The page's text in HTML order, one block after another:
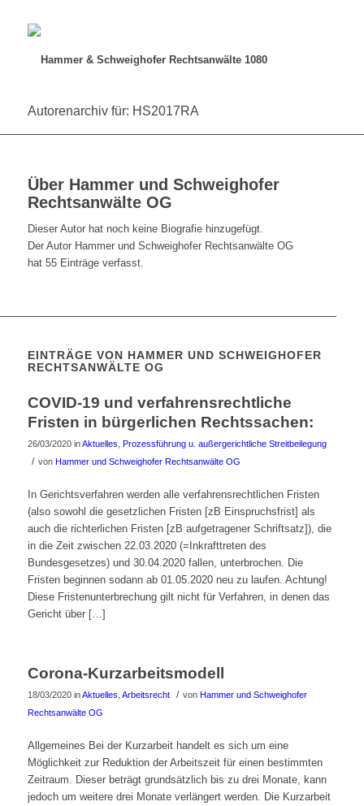
Autorenarchiv für: HS2017RA
Über Hammer und Schweighofer
Rechtsanwälte OG
Dieser Autor hat noch keine Biografie hinzugefügt.
Der Autor Hammer und Schweighofer Rechtsanwälte OG
hat 55 Einträge verfasst.
EINTRÄGE VON HAMMER UND SCHWEIGHOFER
RECHTSANWÄLTE OG
COVID-19 und verfahrensrechtliche
Fristen in bürgerlichen Rechtssachen:
26/03/2020 inAktuelles Prozessführung u. außergerichtliche Streitbeilegung
/ von Hammer und Schweighofer Rechtsanwälte OG
In Gerichtsverfahren werden alle verfahrensrechtlichen Fristen
(also sowohl die gesetzlichen Fristen [zB Einspruchsfrist] als
auch die richterlichen Fristen [zB aufgetragener Schriftsatz]), die
in die Zeit zwischen 22.03.2020 (=Inkrafttreten des
Bundesgesetzes) und 30.04.2020 fallen, unterbrochen. Die
Fristen beginnen sodann ab 01.05.2020 neu zu laufen. Achtung!
Diese Fristenunterbrechung gilt nicht für Verfahren, in denen das
Gericht über […]
Corona-Kurzarbeitsmodell
18/03/2020 inAktuelles Arbeitsrecht / von Hammer und Schweighofer
Rechtsanwälte OG
Allgemeines Bei der Kurzarbeit handelt es sich um eine
Möglichkeit zur Reduktion der Arbeitszeit für einen bestimmten
Zeitraum. Dieser beträgt grundsätzlich bis zu drei Monate, kann
jedoch um weitere drei Monate verlängert werden. Die Kurzarbeit